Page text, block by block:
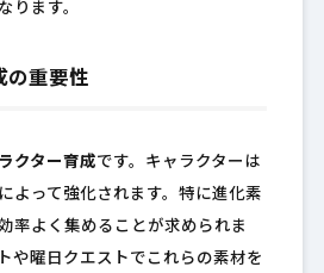
ります。
の重要性
クター育成です。キャラクターは
よって強化されます。特に進化素
率よく集めることが求められま
や曜日クエストでこれらの素材を